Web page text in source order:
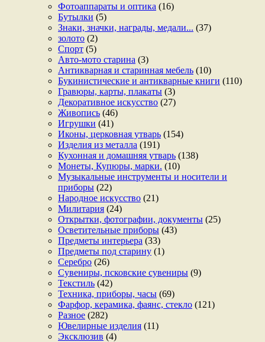
Фотоаппараты и оптика (16)
Бутылки (5)
Знаки, значки, награды, медали... (37)
золото (2)
Спорт (5)
Авто-мото старина (3)
Антикварная и старинная мебель (10)
Букинистические и антикварные книги (110)
Гравюры, карты, плакаты (3)
Декоративное искусство (27)
Живопись (46)
Игрушки (41)
Иконы, церковная утварь (154)
Изделия из металла (191)
Кухонная и домашняя утварь (138)
Монеты, Купюры, марки. (10)
Музыкальные инструменты и носители и
приборы (22)
Народное искусство (21)
Милитария (24)
Открытки, фотографии, документы (25)
Осветительные приборы (43)
Предметы интерьера (33)
Предметы под старину (1)
Серебро (26)
Сувениры, псковские сувениры (9)
Текстиль (42)
Техника, приборы, часы (69)
Фарфор, керамика, фаянс, стекло (121)
Разное (282)
Ювелирные изделия (11)
Эксклюзив (4)